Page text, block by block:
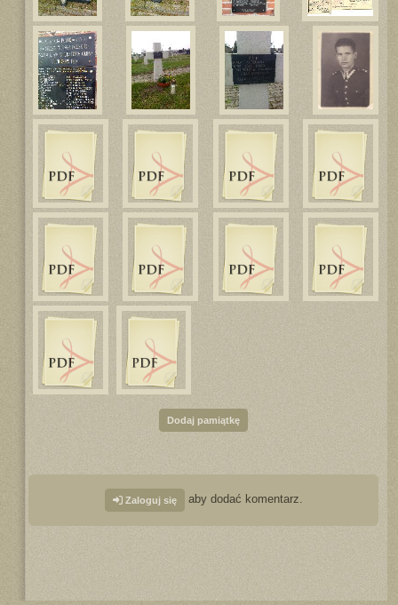
Dodaj pamiątkę
Zaloguj się aby dodać komentarz.